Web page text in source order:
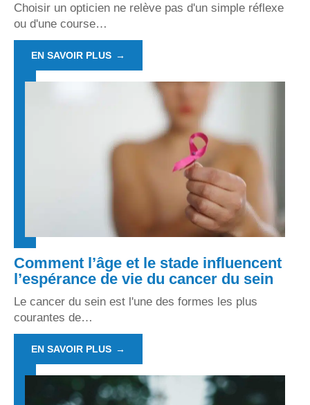
Choisir un opticien ne relève pas d'un simple réflexe
ou d'une course…
EN SAVOIR PLUS
Comment l’âge et le stade influencent
l’espérance de vie du cancer du sein
Le cancer du sein est l'une des formes les plus
courantes de…
EN SAVOIR PLUS